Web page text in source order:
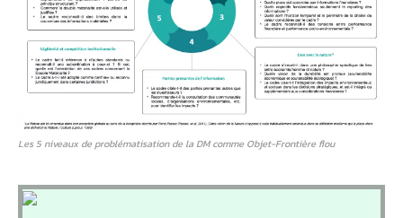
Les 5 niveaux de problématisation de la DM comme Objet-Frontière flou